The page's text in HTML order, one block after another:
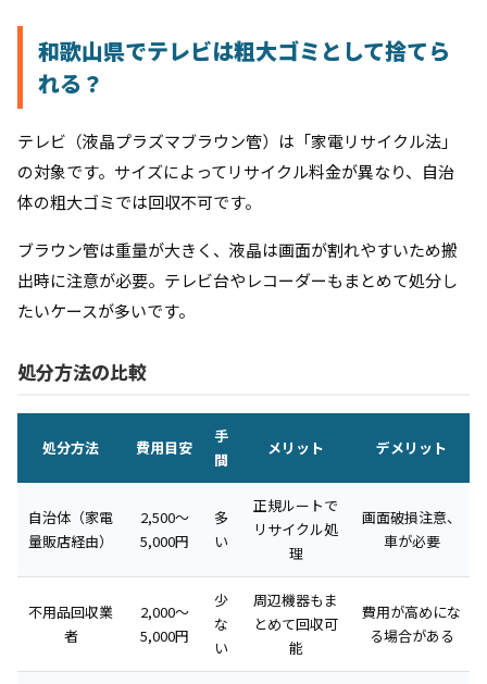
和歌山県でテレビは粗大ゴミとして捨てら
れる？
テレビ（液晶プラズマブラウン管）は「家電リサイクル法」
の対象です。サイズによってリサイクル料金が異なり、自治
体の粗大ゴミでは回収不可です。
ブラウン管は重量が大きく、液晶は画面が割れやすいため搬
出時に注意が必要。テレビ台やレコーダーもまとめて処分し
たいケースが多いです。
処分方法の比較
処分方法 費用目安
手
間
メリット デメリット
自治体（家電
量販店経由）
2,500〜
5,000円
多
い
正規ルートで
リサイクル処
理
画面破損注意、
車が必要
不用品回収業
者
2,000〜
5,000円
少
な
い
周辺機器もま
とめて回収可
能
費用が高めにな
る場合がある